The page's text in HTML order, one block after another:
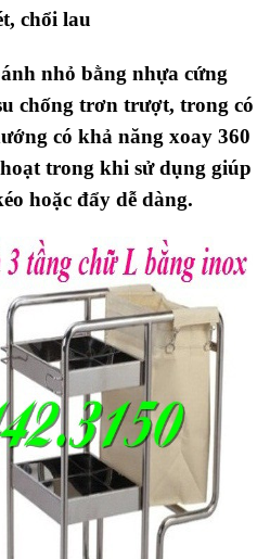
chổi lau
nhỏ bằng nhựa cứng
chống trơn trượt, trong có
có khả năng xoay 360
trong khi sử dụng giúp
hoặc đẩy dễ dàng.